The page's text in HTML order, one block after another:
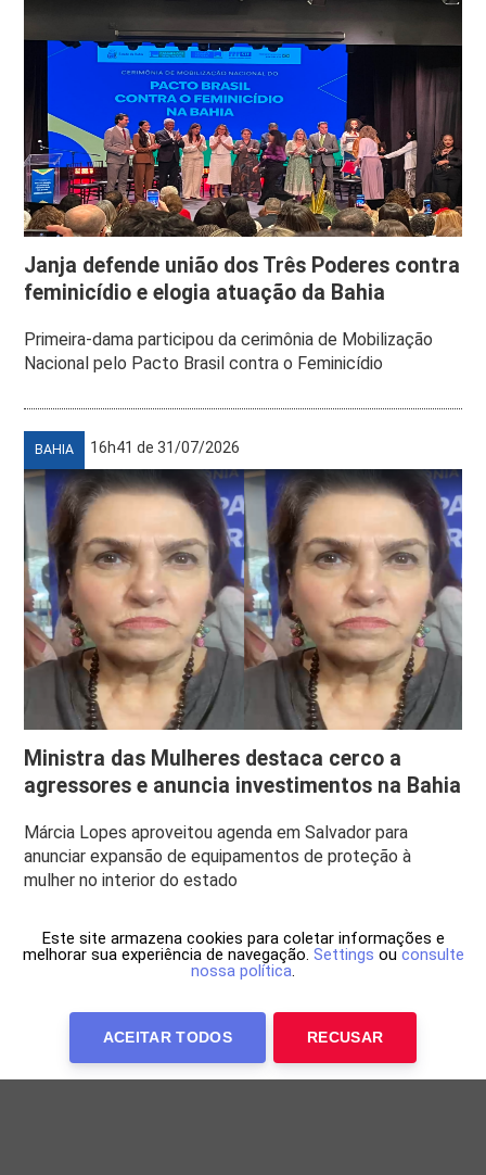
Janja defende união dos Três Poderes contra
feminicídio e elogia atuação da Bahia
Primeira-dama participou da cerimônia de Mobilização
Nacional pelo Pacto Brasil contra o Feminicídio
BAHIA 16h41 de 31/07/2026
Ministra das Mulheres destaca cerco a
agressores e anuncia investimentos na Bahia
Márcia Lopes aproveitou agenda em Salvador para
anunciar expansão de equipamentos de proteção à
mulher no interior do estado
Este site armazena cookies para coletar informações e
melhorar sua experiência de navegação. Settings ou consulte
nossa política.
ACEITAR TODOS RECUSAR